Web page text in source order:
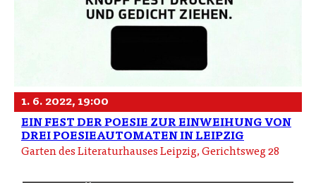
1. 6. 2022, 19:00
EIN FEST DER POESIE ZUR EINWEIHUNG VON
DREI POESIEAUTOMATEN IN LEIPZIG
Garten des Literaturhauses Leipzig, Gerichtsweg 28